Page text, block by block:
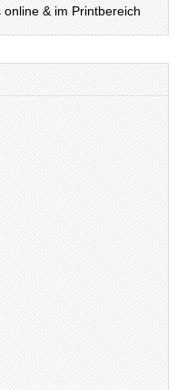
& im Printbereich